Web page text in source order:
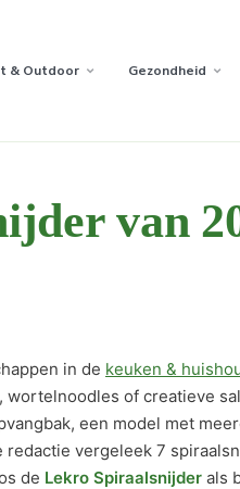
& Outdoor Gezondheid
van
in de keuken &
of creatieve
een model met
vergeleek 7
de Lekro Spiraalsnijder als